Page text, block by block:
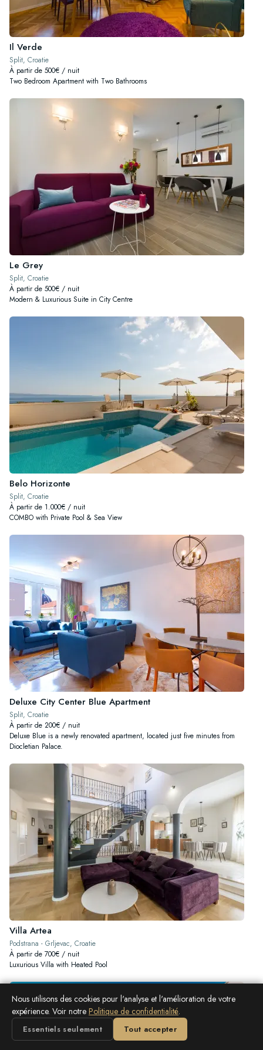
Il Verde
Split, Croatie
À partir de 500€ / nuit
Two Bedroom Apartment with Two Bathrooms
Le Grey
Split, Croatie
À partir de 500€ / nuit
Modern & Luxurious Suite in City Centre
Belo Horizonte
Split, Croatie
À partir de 1.000€ / nuit
COMBO with Private Pool & Sea View
Deluxe City Center Blue Apartment
Split, Croatie
À partir de 200€ / nuit
Deluxe Blue is a newly renovated apartment, located just five minutes from
Diocletian Palace.
Villa Artea
Podstrana - Grljevac, Croatie
À partir de 700€ / nuit
Luxurious Villa with Heated Pool
Nous utilisons des cookies pour l'analyse et l'amélioration de votre
expérience. Voir notre Politique de confidentialité.
Essentiels seulement Tout accepter